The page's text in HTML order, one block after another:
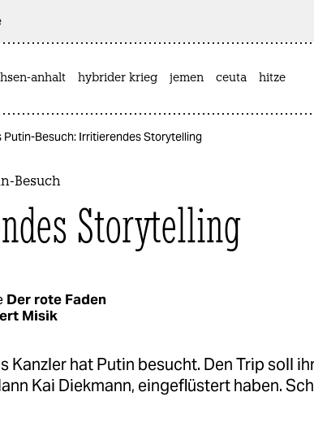
anhalt hybrider krieg jemen ceuta hitze
Putin-Besuch: Irritierendes Storytelling
Besuch
Storytelling
Der rote Faden
Misik
Kanzler hat Putin besucht. Den Trip soll
Kai Diekmann, eingeflüstert haben.